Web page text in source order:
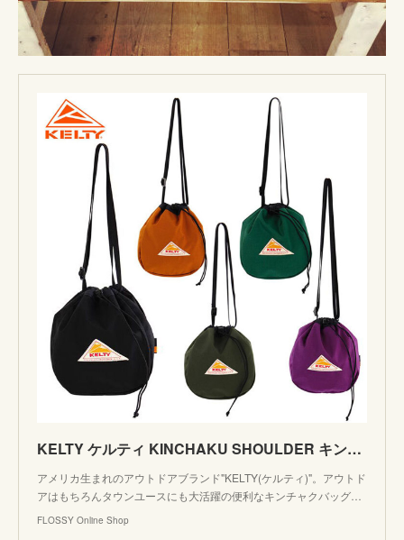
KELTY ケルティ KINCHAKU SHOULDER キンチャクショルダー CORDURA ショルダーバッグ きんちゃく 巾着 バッグ 2592354 | FLOSSY Online Shop p
アメリカ生まれのアウトドアブランド"KELTY(ケルティ)"。アウトド
アはもちろんタウンユースにも大活躍の便利なキンチャクバッグ…
FLOSSY Online Shop